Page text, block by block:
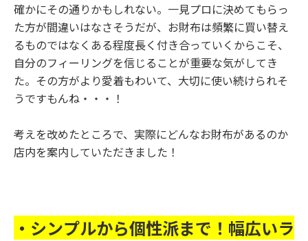
確かにその通りかもしれない。一見プロに決めてもらっ
た方が間違いはなさそうだが、お財布は頻繁に買い替え
るものではなくある程度長く付き合っていくからこそ、
自分のフィーリングを信じることが重要な気がしてき
た。その方がより愛着もわいて、大切に使い続けられそ
うですもんね・・・！
考えを改めたところで、実際にどんなお財布があるのか
店内を案内していただきました！
・シンプルから個性派まで！幅広いラ